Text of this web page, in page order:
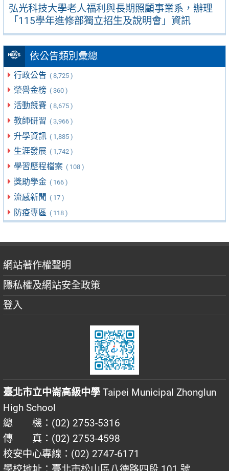
弘光科技大學老人福利與長期照顧事業系，辦理
「115學年進修部獨立招生及說明會」資訊
依公告類別彙總
行政公告 ( 8,725 )
榮譽金榜 ( 360 )
活動競賽 ( 8,675 )
教師研習 ( 3,966 )
升學資訊 ( 1,885 )
生涯發展 ( 1,742 )
學習歷程檔案 ( 108 )
獎助學金 ( 166 )
流感新聞 ( 17 )
防疫專區 ( 118 )
網站著作權聲明
隱私權及網站安全政策
登入
臺北市立中崙高級中學 Taipei Municipal Zhonglun
High School
總 機：(02) 2753-5316
傳 真：(02) 2753-4598
校安中心專線：(02) 2747-6171